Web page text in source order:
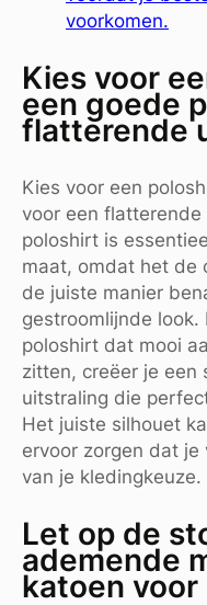
voorkomen.
Kies voor
een goede
flatterende
Kies voor een
voor een
poloshirt is
maat, omdat het de
de juiste manier
gestroomlijnde look.
poloshirt dat mooi
zitten, creëer je een
uitstraling die
Het juiste silhouet
ervoor zorgen dat
van je kledingkeuze.
Let op de
ademende
katoen